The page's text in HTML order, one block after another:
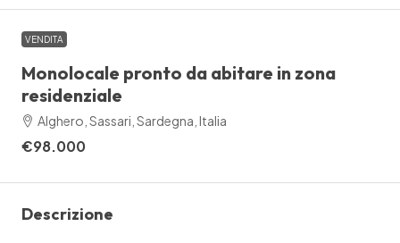
VENDITA
Monolocale pronto da abitare in zona
residenziale
Alghero, Sassari, Sardegna, Italia
€98.000
Descrizione